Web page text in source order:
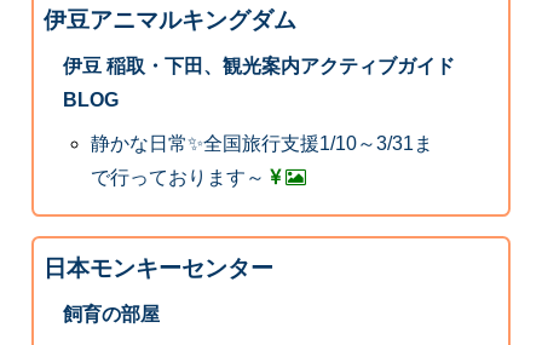
伊豆アニマルキングダム
伊豆 稲取・下田、観光案内アクティブガイド
BLOG
静かな日常✨全国旅行支援1/10～3/31ま
で行っております～
日本モンキーセンター
飼育の部屋